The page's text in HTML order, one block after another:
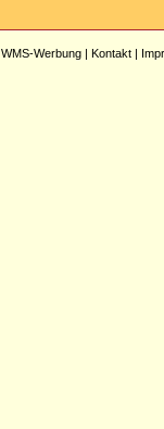
WMS-Werbung | Kontakt |